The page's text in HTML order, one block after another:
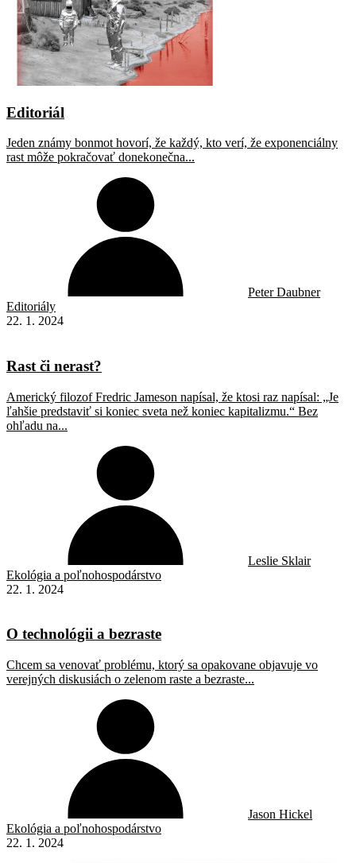
Editoriál
Jeden známy bonmot hovorí, že každý, kto verí, že exponenciálny
rast môže pokračovať donekonečna...
Peter Daubner
Editoriály
22. 1. 2024
Rast či nerast?
Americký filozof Fredric Jameson napísal, že ktosi raz napísal: „Je
ľahšie predstaviť si koniec sveta než koniec kapitalizmu.“ Bez
ohľadu na...
Leslie Sklair
Ekológia a poľnohospodárstvo
22. 1. 2024
O technológii a bezraste
Chcem sa venovať problému, ktorý sa opakovane objavuje vo
verejných diskusiách o zelenom raste a bezraste...
Jason Hickel
Ekológia a poľnohospodárstvo
22. 1. 2024